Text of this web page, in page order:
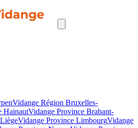
Vidange Région Bruxelles-
HainautVidange Province Brabant-
Vidange Province LimbourgVidange